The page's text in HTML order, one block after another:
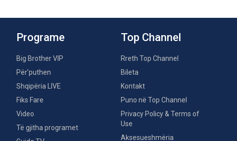
Programe
Big Brother VIP
Për’puthen
Shqipëria LIVE
Fiks Fare
Video
Të gjitha programet
Top Channel
Rreth Top Channel
Bileta
Kontakt
Puno në Top Channel
Privacy Policy & Terms of
Use
Aksesueshmëria